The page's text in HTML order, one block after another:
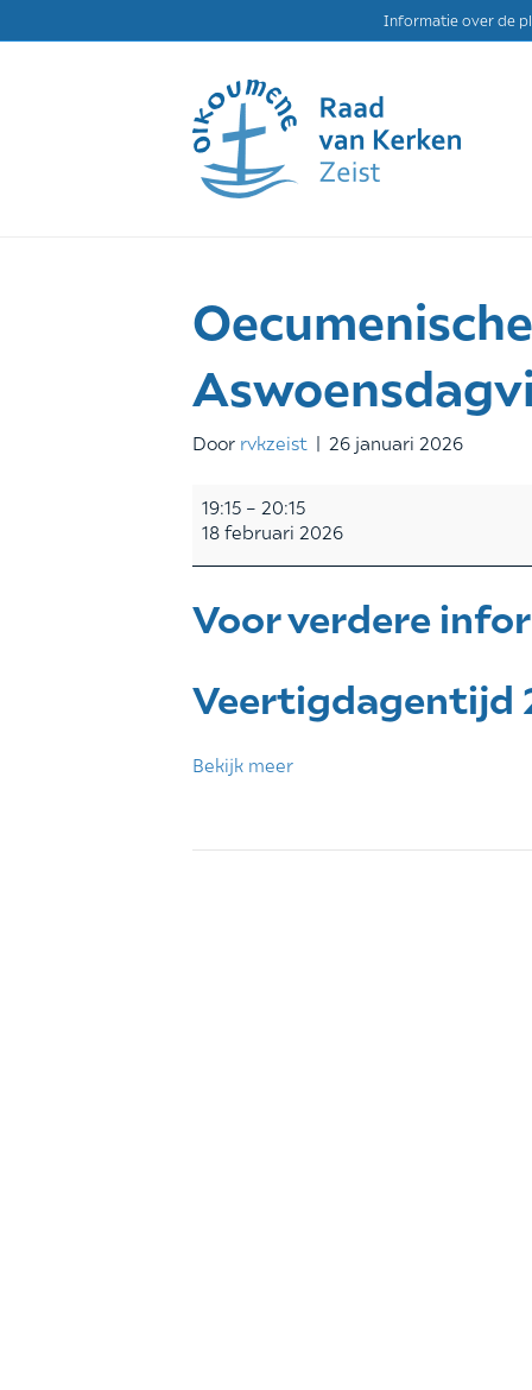
Informatie over de
Oecumenische
Door rvkzeist | 26 januari 2026
Oecumenische
Aswoensdagviering
19:15 – 20:15
18 februari 2026
Voor verdere
Veertigdagentijd
Bekijk meer